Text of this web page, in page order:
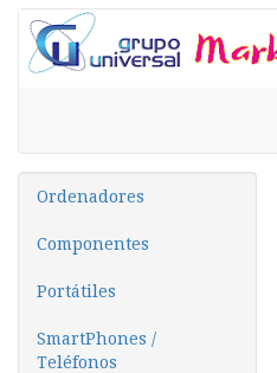
Ordenadores
Componentes
Portátiles
SmartPhones /
Teléfonos